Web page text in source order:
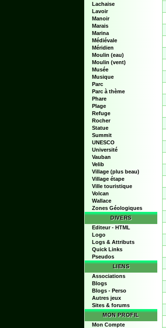
Lachaise
Lavoir
Manoir
Marais
Marina
Médiévale
Méridien
Moulin (eau)
Moulin (vent)
Musée
Musique
Parc
Parc à thème
Phare
Plage
Refuge
Rocher
Statue
Summit
UNESCO
Université
Vauban
Velib
Village (plus beau)
Village étape
Ville touristique
Volcan
Wallace
Zones Géologiques
DIVERS
Editeur - HTML
Logo
Logs & Attributs
Quick Links
Pseudos
LIENS
Associations
Blogs
Blogs - Perso
Autres jeux
Sites & forums
MON PROFIL
Mon Compte